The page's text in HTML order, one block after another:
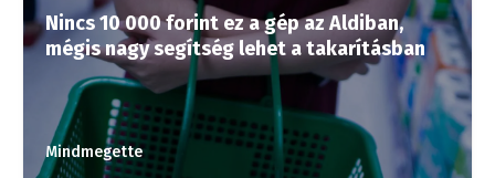
Nincs 10 000 forint ez a gép az Aldiban,
mégis nagy segítség lehet a takarításban
Mindmegette